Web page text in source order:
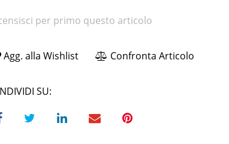
per primo questo articolo
Agg. alla Wishlist Confronta Articolo
SU: